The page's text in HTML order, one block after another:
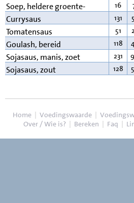
Soep, heldere groente- 16
Currysaus 131
Tomatensaus 51
Goulash, bereid 118
Sojasaus, manis, zoet 231
Sojasaus, zout 128
Home | Voedingswaarde |
Over / Wie is? | Bereken | Faq |